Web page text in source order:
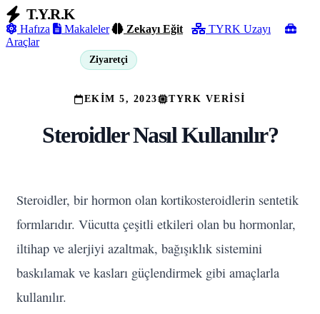
T.Y.R.K
Hafıza Makaleler Zekayı Eğit
TYRK Uzayı
Araçlar
Ziyaretçi
EKIM 5, 2023 TYRK VERISI
Steroidler Nasıl Kullanılır?
Steroidler, bir hormon olan kortikosteroidlerin sentetik
formlarıdır. Vücutta çeşitli etkileri olan bu hormonlar,
iltihap ve alerjiyi azaltmak, bağışıklık sistemini
baskılamak ve kasları güçlendirmek gibi amaçlarla
kullanılır.